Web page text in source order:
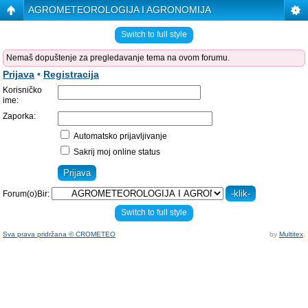
AGROMETEOROLOGIJA I AGRONOMIJA
Switch to full style
Nemaš dopuštenje za pregledavanje tema na ovom forumu.
Prijava • Registracija
Korisničko
ime:
Zaporka:
Automatsko prijavljivanje
Sakrij moj online status
Forum(o)Bir:
Switch to full style
Sva prava pridržana © CROMETEO by Multitex